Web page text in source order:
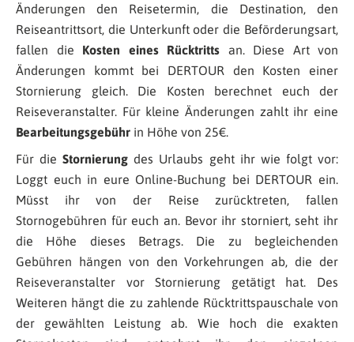
Änderungen den Reisetermin, die Destination, den
Reiseantrittsort, die Unterkunft oder die Beförderungsart,
fallen die Kosten eines Rücktritts an. Diese Art von
Änderungen kommt bei DERTOUR den Kosten einer
Stornierung gleich. Die Kosten berechnet euch der
Reiseveranstalter. Für kleine Änderungen zahlt ihr eine
Bearbeitungsgebühr in Höhe von 25€.
Für dieStornierung des Urlaubs geht ihr wie folgt vor:
Loggt euch in eure Online-Buchung bei DERTOUR ein.
Müsst ihr von der Reise zurücktreten, fallen
Stornogebühren für euch an. Bevor ihr storniert, seht ihr
die Höhe dieses Betrags. Die zu begleichenden
Gebühren hängen von den Vorkehrungen ab, die der
Reiseveranstalter vor Stornierung getätigt hat. Des
Weiteren hängt die zu zahlende Rücktrittspauschale von
der gewählten Leistung ab. Wie hoch die exakten